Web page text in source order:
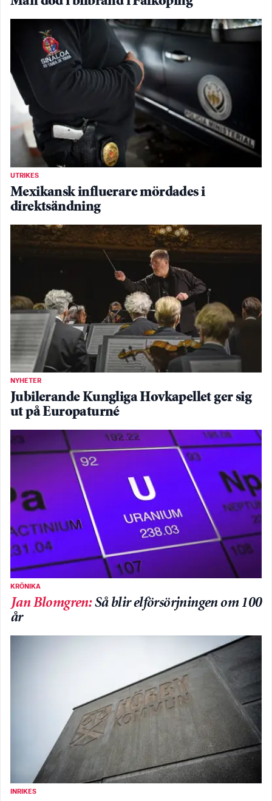
UTRIKES
Mexikansk influerare mördades i
direktsändning
NYHETER
Jubilerande Kungliga Hovkapellet ger sig
ut på Europaturné
KRÖNIKA
Jan Blomgren:Så blir elförsörjningen om 100
år
INRIKES